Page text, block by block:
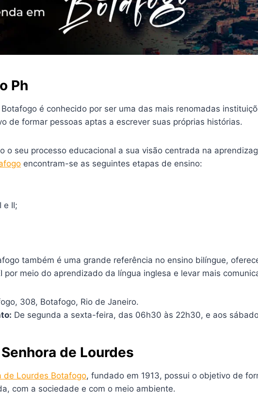
Ph
Botafogo é conhecido por ser uma das mais renomadas
de formar pessoas aptas a escrever suas próprias histórias.
o seu processo educacional a sua visão centrada na
encontram-se as seguintes etapas de ensino:
e II;
também é uma grande referência no ensino bilíngue,
por meio do aprendizado da língua inglesa e levar mais
308, Botafogo, Rio de Janeiro.
De segunda a sexta-feira, das 06h30 às 22h30, e aos
de Lourdes
de Lourdes Botafogo, fundado em 1913, possui o objetivo de
com a sociedade e com o meio ambiente.